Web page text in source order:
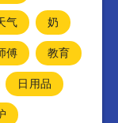
气
奶
傅
教育
日用品